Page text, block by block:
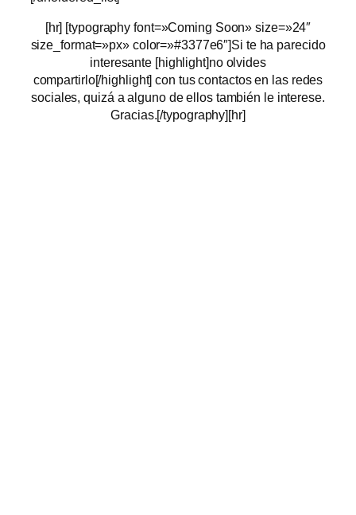
[hr] [typography font=»Coming Soon» size=»24″
size_format=»px» color=»#3377e6″]Si te ha parecido
interesante [highlight]no olvides
compartirlo[/highlight] con tus contactos en las redes
sociales, quizá a alguno de ellos también le interese.
Gracias.[/typography][hr]